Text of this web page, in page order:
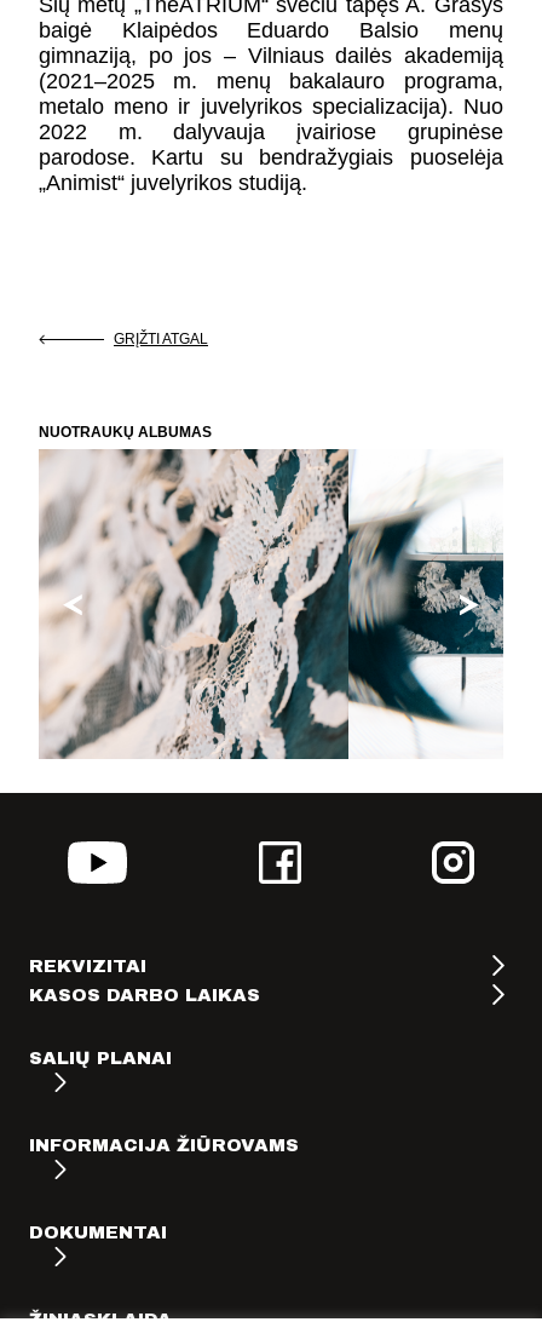
Šių metų „TheATRIUM“ svečiu tapęs A. Grašys
baigė Klaipėdos Eduardo Balsio menų
gimnaziją, po jos – Vilniaus dailės akademiją
(2021–2025 m. menų bakalauro programa,
metalo meno ir juvelyrikos specializacija). Nuo
2022 m. dalyvauja įvairiose grupinėse
parodose. Kartu su bendražygiais puoselėja
„Animist“ juvelyrikos studiją.
GRĮŽTI ATGAL
NUOTRAUKŲ ALBUMAS
REKVIZITAI
KASOS DARBO LAIKAS
SALIŲ PLANAI
INFORMACIJA ŽIŪROVAMS
DOKUMENTAI